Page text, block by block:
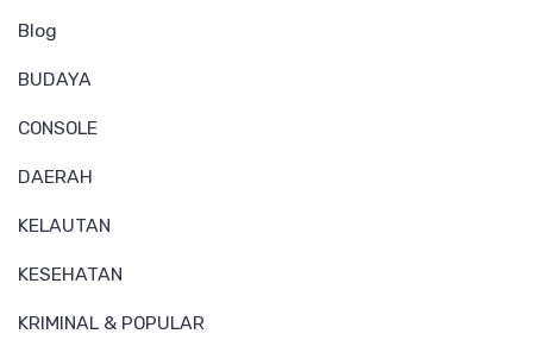
Blog
BUDAYA
CONSOLE
DAERAH
KELAUTAN
KESEHATAN
KRIMINAL & POPULAR